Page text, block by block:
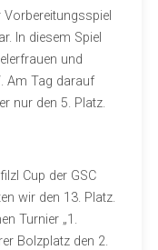
In diesem Spiel
und
Am Tag darauf
nur den 5. Platz.
Cup der GSC
wir den 13. Platz.
Turnier „1.
Bolzplatz den 2.